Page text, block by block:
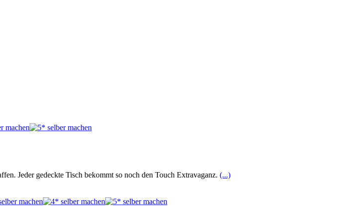
Jeder gedeckte Tisch bekommt so noch den Touch Extravaganz. (...)